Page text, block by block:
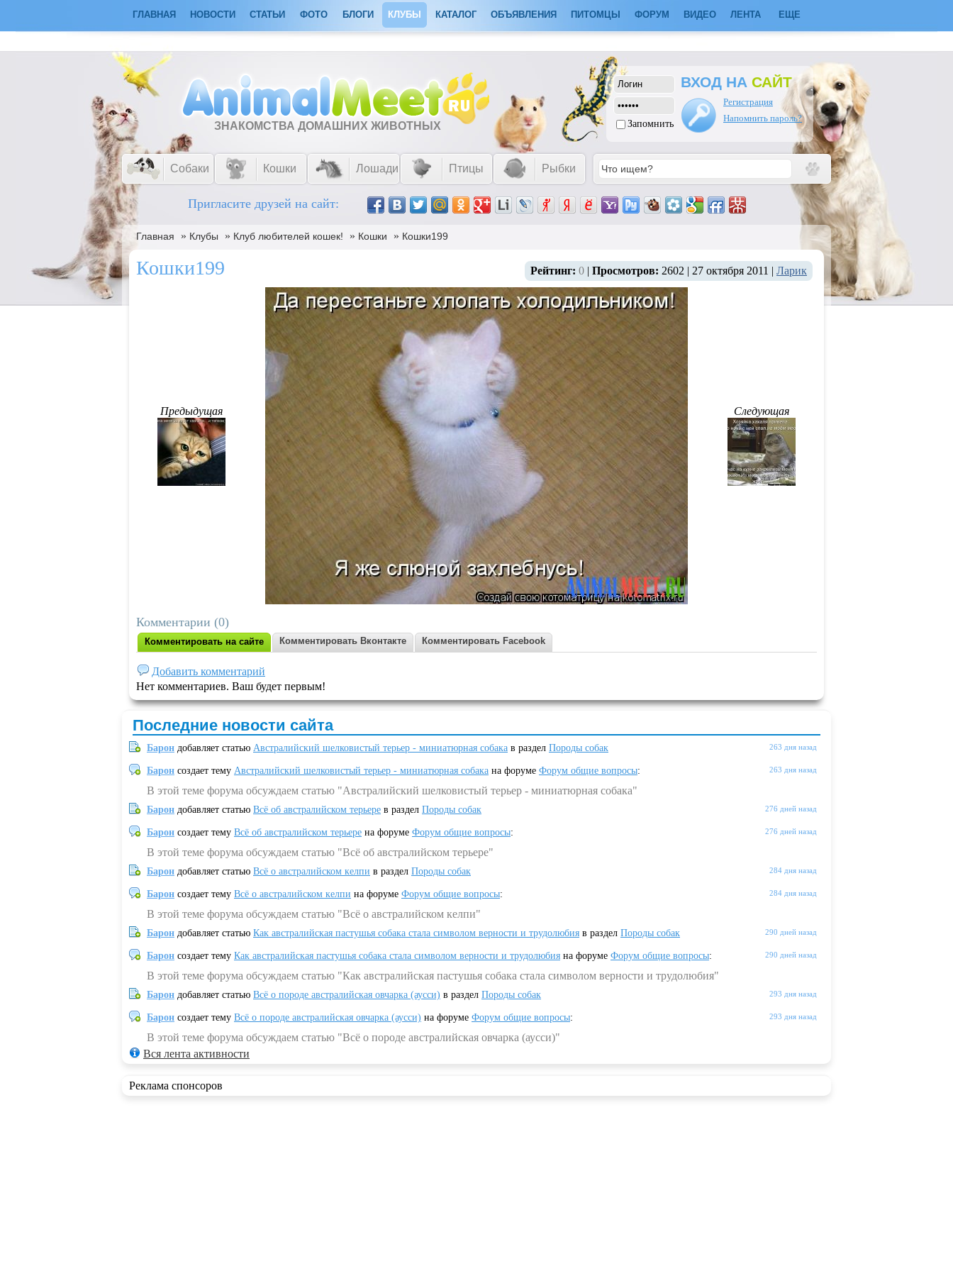
ГЛАВНАЯ НОВОСТИ СТАТЬИ ФОТО БЛОГИ КЛУБЫ КАТАЛОГ ОБЪЯВЛЕНИЯ ПИТОМЦЫ ФОРУМ ВИДЕО ЛЕНТА ЕЩЕ
ЗНАКОМСТВА ДОМАШНИХ ЖИВОТНЫХ Запомнить
ВХОД НА САЙТ
Регистрация
Напомнить пароль?
Собаки Кошки Лошади Птицы Рыбки
Пригласите друзей на сайт:
Главная » Клубы » Клуб любителей кошек! » Кошки » Кошки199
Рейтинг: 0 | Просмотров: 2602 | 27 октября 2011 | Ларик
Кошки199
Предыдущая Следующая
Комментарии (0)
Комментировать на сайте Комментировать Вконтакте Комментировать Facebook
Добавить комментарий
Нет комментариев. Ваш будет первым!
Последние новости сайта
263 дня назад
Барон добавляет статью Австралийский шелковистый терьер - миниатюрная собака в раздел Породы собак
263 дня назад
Барон создает тему Австралийский шелковистый терьер - миниатюрная собака на форуме Форум общие вопросы:
В этой теме форума обсуждаем статью "Австралийский шелковистый терьер - миниатюрная собака"
276 дней назад
Барон добавляет статью Всё об австралийском терьере в раздел Породы собак
276 дней назад
Барон создает тему Всё об австралийском терьере на форуме Форум общие вопросы:
В этой теме форума обсуждаем статью "Всё об австралийском терьере"
284 дня назад
Барон добавляет статью Всё о австралийском келпи в раздел Породы собак
284 дня назад
Барон создает тему Всё о австралийском келпи на форуме Форум общие вопросы:
В этой теме форума обсуждаем статью "Всё о австралийском келпи"
290 дней назад
Барон добавляет статью Как австралийская пастушья собака стала символом верности и трудолюбия в раздел Породы собак
290 дней назад
Барон создает тему Как австралийская пастушья собака стала символом верности и трудолюбия на форуме Форум общие вопросы:
В этой теме форума обсуждаем статью "Как австралийская пастушья собака стала символом верности и трудолюбия"
293 дня назад
Барон добавляет статью Всё о породе австралийская овчарка (аусси) в раздел Породы собак
293 дня назад
Барон создает тему Всё о породе австралийская овчарка (аусси) на форуме Форум общие вопросы:
В этой теме форума обсуждаем статью "Всё о породе австралийская овчарка (аусси)"
Вся лента активности
Реклама спонсоров